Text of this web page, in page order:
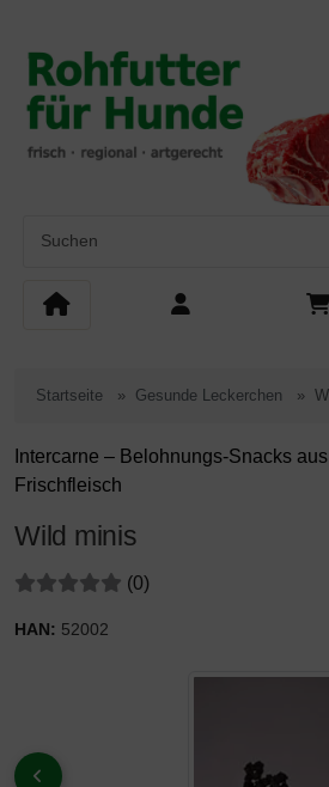
Startseite Gesunde Leckerchen
Intercarne – Belohnungs-Snacks
Frischfleisch
Wild minis
Bewertungen:(0Bewertungen
)
HAN: 52002
Wenn mehr als ein Produktbild